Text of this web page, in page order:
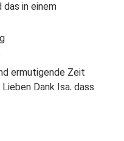
das in einem
ermutigende Zeit
Dank Isa, dass
und sehr